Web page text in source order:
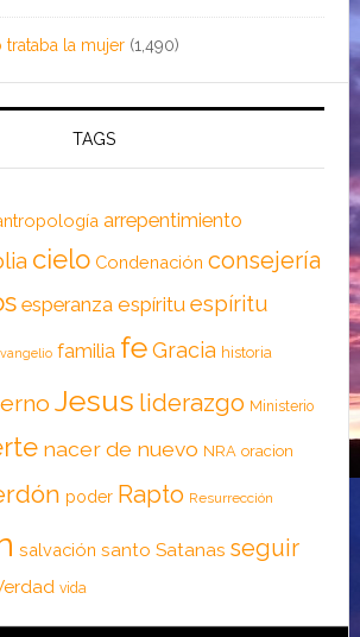
la mujer (1,490)
TAGS
arrepentimiento
cielo Condenación consejería
esperanza espíritu espíritu
familia feGracia historia
Jesus liderazgo Ministerio
nacer de nuevo NRA oracion
poder Rapto Resurrección
salvación santo Satanas seguir
vida